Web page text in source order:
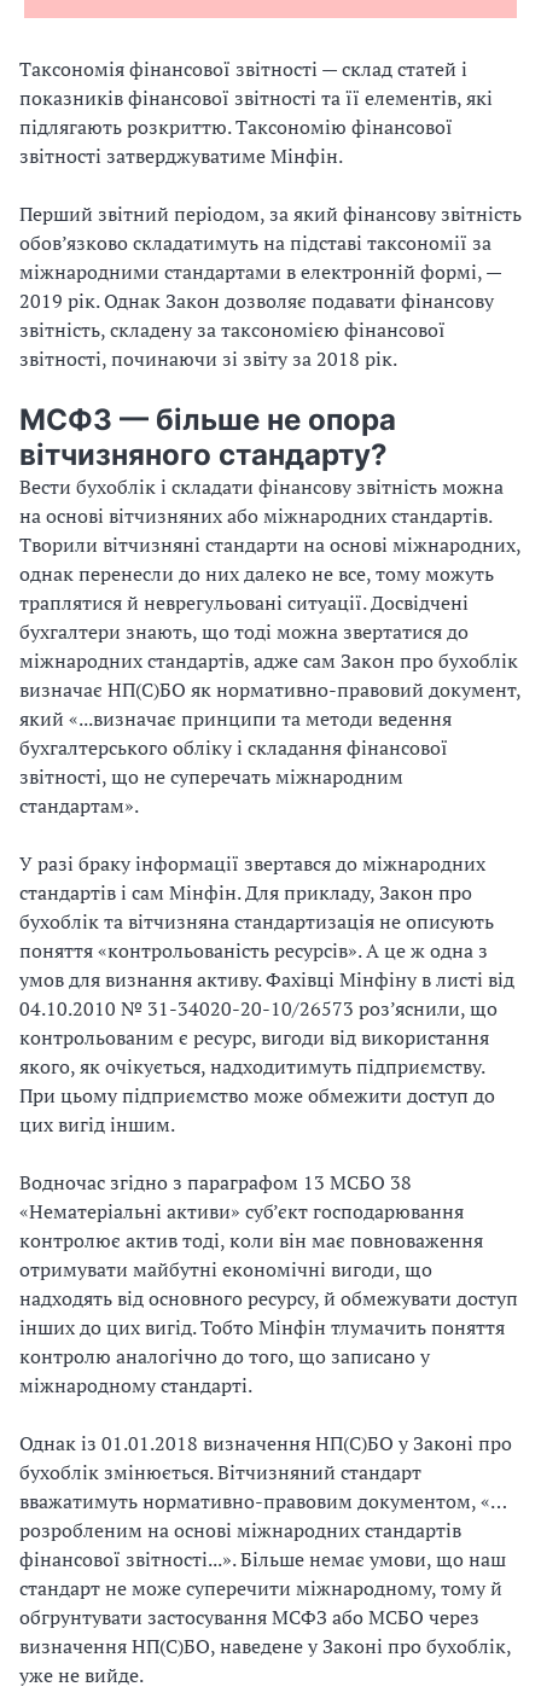
Таксономія фінансової звітності — склад статей і
показників фінансової звітності та її елементів, які
підлягають розкриттю. Таксономію фінансової
звітності затверджуватиме Мінфін.
Перший звітний періодом, за який фінансову звітність
обов’язково складатимуть на підставі таксономії за
міжнародними стандартами в електронній формі, —
2019 рік. Однак Закон дозволяє подавати фінансову
звітність, складену за таксономією фінансової
звітності, починаючи зі звіту за 2018 рік.
МСФЗ — більше не опора
вітчизняного стандарту?
Вести бухоблік і складати фінансову звітність можна
на основі вітчизняних або міжнародних стандартів.
Творили вітчизняні стандарти на основі міжнародних,
однак перенесли до них далеко не все, тому можуть
траплятися й неврегульовані ситуації. Досвідчені
бухгалтери знають, що тоді можна звертатися до
міжнародних стандартів, адже сам Закон про бухоблік
визначає НП(С)БО як нормативно-правовий документ,
який «...визначає принципи та методи ведення
бухгалтерського обліку і складання фінансової
звітності, що не суперечать міжнародним
стандартам».
У разі браку інформації звертався до міжнародних
стандартів і сам Мінфін. Для прикладу, Закон про
бухоблік та вітчизняна стандартизація не описують
поняття «контрольованість ресурсів». А це ж одна з
умов для визнання активу. Фахівці Мінфіну в листі від
04.10.2010 № 31-34020-20-10/26573 роз’яснили, що
контрольованим є ресурс, вигоди від використання
якого, як очікується, надходитимуть підприємству.
При цьому підприємство може обмежити доступ до
цих вигід іншим.
Водночас згідно з параграфом 13 МСБО 38
«Нематеріальні активи» суб’єкт господарювання
контролює актив тоді, коли він має повноваження
отримувати майбутні економічні вигоди, що
надходять від основного ресурсу, й обмежувати доступ
інших до цих вигід. Тобто Мінфін тлумачить поняття
контролю аналогічно до того, що записано у
міжнародному стандарті.
Однак із 01.01.2018 визначення НП(С)БО у Законі про
бухоблік змінюється. Вітчизняний стандарт
вважатимуть нормативно-правовим документом, «…
розробленим на основі міжнародних стандартів
фінансової звітності...». Більше немає умови, що наш
стандарт не може суперечити міжнародному, тому й
обгрунтувати застосування МСФЗ або МСБО через
визначення НП(С)БО, наведене у Законі про бухоблік,
уже не вийде.